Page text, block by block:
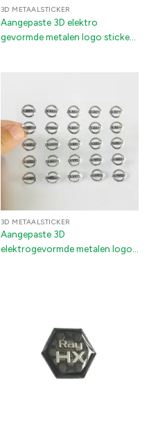
3D METAALSTICKER
Aangepaste 3D elektro
gevormde metalen logo sticker
3D METAALSTICKER
Aangepaste 3D
elektrogevormde metalen logo